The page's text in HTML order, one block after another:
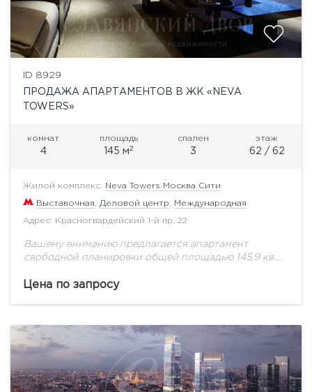
ID 8929
ПРОДАЖА АПАРТАМЕНТОВ В ЖК «NEVA
TOWERS»
комнат
4
площадь
145 м2
спален
3
этаж
62 / 62
Жилой комплекс: Neva Towers Москва Сити
Выставочная Деловой центр Международная
Адрес: Красногвардейский 1-й пр. 22
Вашему вниманию предлагается апартамент
свободной планировки общей площадью 145,9 кв.м
современного района «Москва-Сити». Идеальная
Цена по запросу